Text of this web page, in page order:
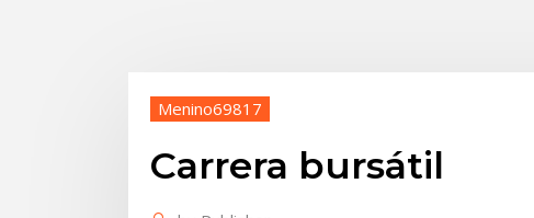
Menino69817
Carrera bursátil